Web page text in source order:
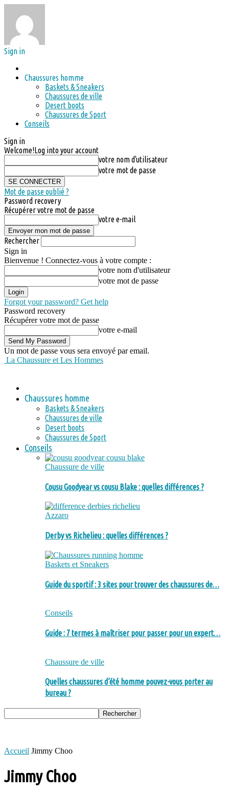
Sign in
Chaussures homme
Baskets & Sneakers
Chaussures de ville
Desert boots
Chaussures de Sport
Conseils
Sign in
Welcome!Log into your account
votre nom d'utilisateur
votre mot de passe
Mot de passe oublié ?
Password recovery
Récupérer votre mot de passe
votre e-mail
Rechercher
Sign in
Bienvenue ! Connectez-vous à votre compte :
votre nom d'utilisateur
votre mot de passe
Forgot your password? Get help
Password recovery
Récupérer votre mot de passe
votre e-mail
Un mot de passe vous sera envoyé par email.
La Chaussure et Les Hommes
Chaussures homme
Baskets & Sneakers
Chaussures de ville
Desert boots
Chaussures de Sport
Conseils
Chaussure de ville
Cousu Goodyear vs cousu Blake : quelles différences ?
Azzaro
Derby vs Richelieu : quelles différences ?
Baskets et Sneakers
Guide du sportif : 3 sites pour trouver des chaussures de…
Conseils
Guide : 7 termes à maîtriser pour passer pour un expert…
Chaussure de ville
Quelles chaussures d’été homme pouvez-vous porter au
bureau ?
Accueil Jimmy Choo
Jimmy Choo